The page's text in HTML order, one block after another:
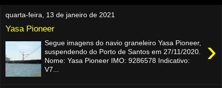
quarta-feira, 13 de janeiro de 2021
Yasa Pioneer
›
Segue imagens do navio graneleiro Yasa Pioneer,
suspendendo do Porto de Santos em 27/11/2020.
Nome: Yasa Pioneer IMO: 9286578 Indicativo:
V7...